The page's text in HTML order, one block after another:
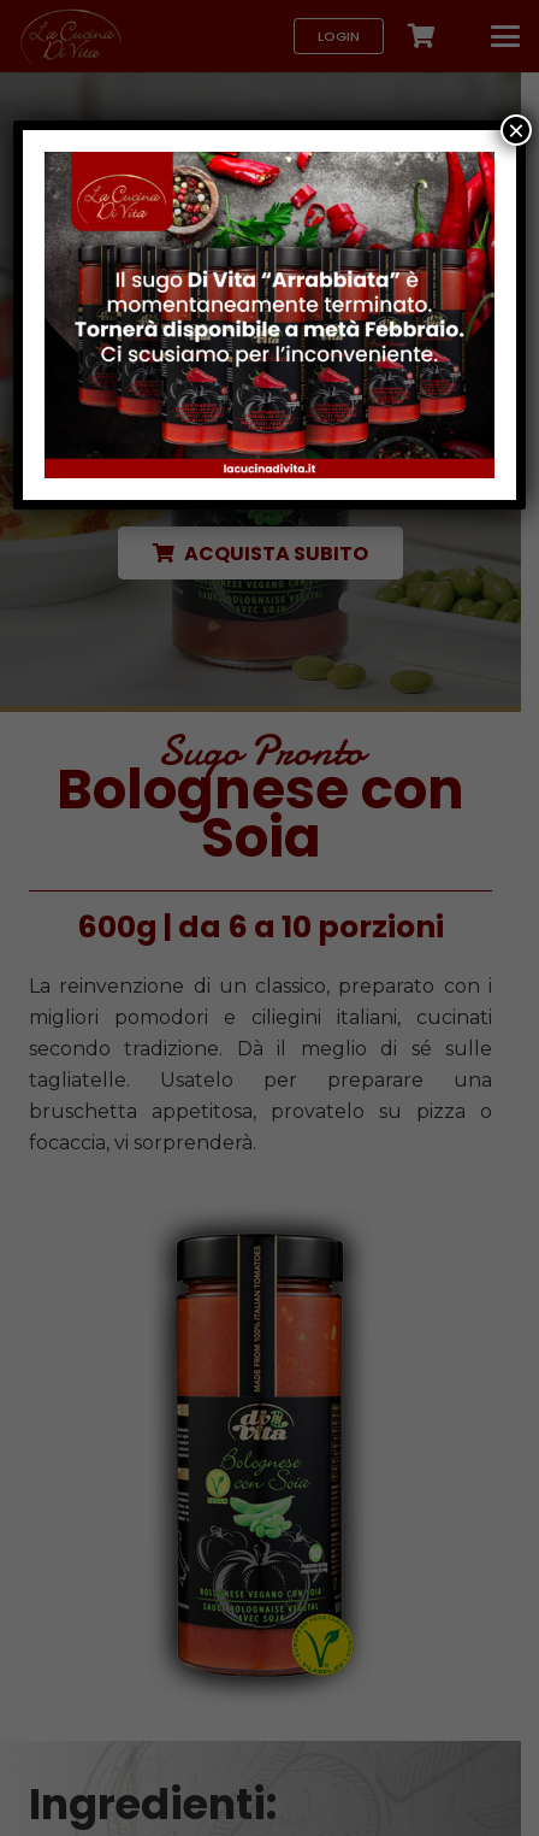
LOGIN
Bolognese con
Soia
Un sugoDi Vita
ACQUISTA SUBITO
Sugo Pronto
Bolognese con
Soia
600g | da 6 a 10 porzioni
La reinvenzione di un classico, preparato con i
migliori pomodori e ciliegini italiani, cucinati
secondo tradizione. Dà il meglio di sé sulle
tagliatelle. Usatelo per preparare una
bruschetta appetitosa, provatelo su pizza o
focaccia, vi sorprenderà.
Ingredienti:
×